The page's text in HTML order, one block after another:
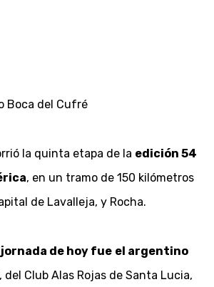
Boca del Cufré
la quinta etapa de la edición 54
, en un tramo de 150 kilómetros
de Lavalleja, y Rocha.
de hoy fue el argentino
, del Club Alas Rojas de Santa Lucia,